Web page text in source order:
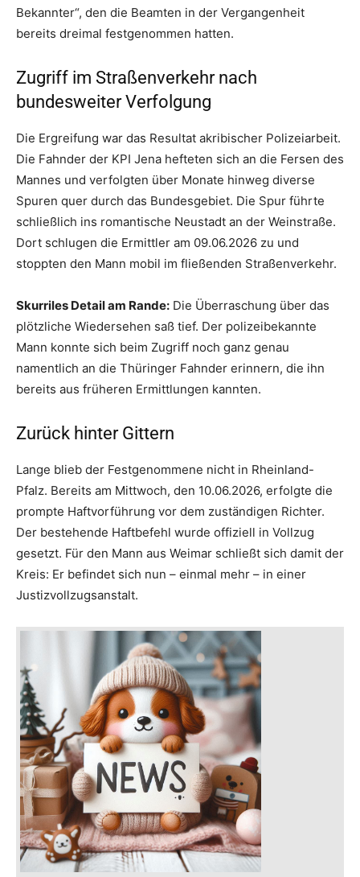
Bekannter“, den die Beamten in der Vergangenheit
bereits dreimal festgenommen hatten.
Zugriff im Straßenverkehr nach
bundesweiter Verfolgung
Die Ergreifung war das Resultat akribischer Polizeiarbeit.
Die Fahnder der KPI Jena hefteten sich an die Fersen des
Mannes und verfolgten über Monate hinweg diverse
Spuren quer durch das Bundesgebiet. Die Spur führte
schließlich ins romantische Neustadt an der Weinstraße.
Dort schlugen die Ermittler am 09.06.2026 zu und
stoppten den Mann mobil im fließenden Straßenverkehr.
Skurriles Detail am Rande: Die Überraschung über das
plötzliche Wiedersehen saß tief. Der polizeibekannte
Mann konnte sich beim Zugriff noch ganz genau
namentlich an die Thüringer Fahnder erinnern, die ihn
bereits aus früheren Ermittlungen kannten.
Zurück hinter Gittern
Lange blieb der Festgenommene nicht in Rheinland-
Pfalz. Bereits am Mittwoch, den 10.06.2026, erfolgte die
prompte Haftvorführung vor dem zuständigen Richter.
Der bestehende Haftbefehl wurde offiziell in Vollzug
gesetzt. Für den Mann aus Weimar schließt sich damit der
Kreis: Er befindet sich nun – einmal mehr – in einer
Justizvollzugsanstalt.